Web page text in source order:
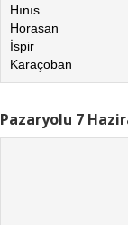
Hınıs
Horasan
İspir
Karaçoban
Pazaryolu 7